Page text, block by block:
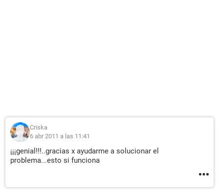
Criska
6 abr 2011 a las 11:41
¡¡¡genial!!!..gracias x ayudarme a solucionar el
problema...esto si funciona